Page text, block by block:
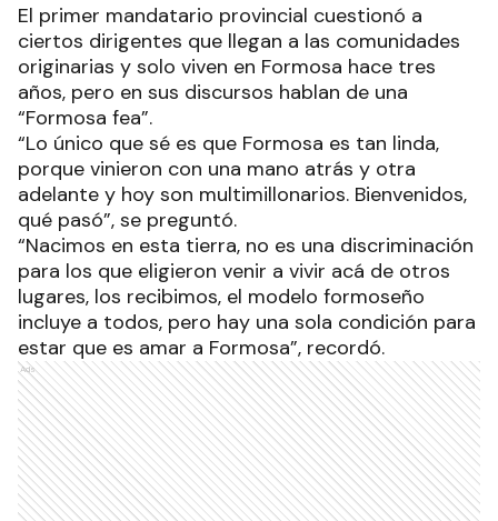
El primer mandatario provincial cuestionó a
ciertos dirigentes que llegan a las comunidades
originarias y solo viven en Formosa hace tres
años, pero en sus discursos hablan de una
“Formosa fea”.
“Lo único que sé es que Formosa es tan linda,
porque vinieron con una mano atrás y otra
adelante y hoy son multimillonarios. Bienvenidos,
qué pasó”, se preguntó.
“Nacimos en esta tierra, no es una discriminación
para los que eligieron venir a vivir acá de otros
lugares, los recibimos, el modelo formoseño
incluye a todos, pero hay una sola condición para
estar que es amar a Formosa”, recordó.
Ads